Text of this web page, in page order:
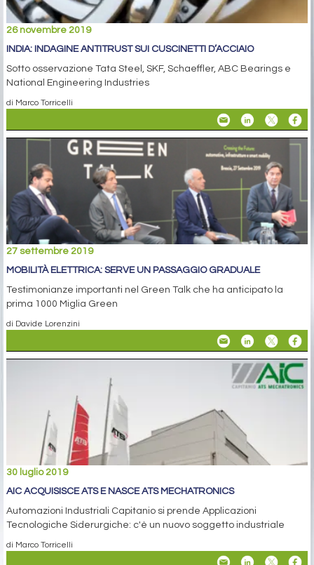
26 novembre 2019
INDIA: INDAGINE ANTITRUST SUI CUSCINETTI D’ACCIAIO
Sotto osservazione Tata Steel, SKF, Schaeffler, ABC Bearings e
National Engineering Industries
di Marco Torricelli
27 settembre 2019
MOBILITÀ ELETTRICA: SERVE UN PASSAGGIO GRADUALE
Testimonianze importanti nel Green Talk che ha anticipato la
prima 1000 Miglia Green
di Davide Lorenzini
30 luglio 2019
AIC ACQUISISCE ATS E NASCE ATS MECHATRONICS
Automazioni Industriali Capitanio si prende Applicazioni
Tecnologiche Siderurgiche: c'è un nuovo soggetto industriale
di Marco Torricelli